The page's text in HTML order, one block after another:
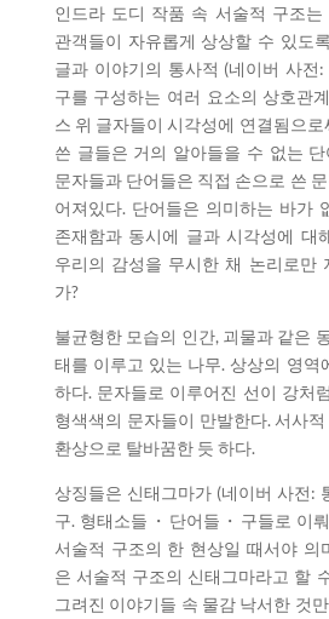
인드라 도디 작품 속 서술적 구조
관객들이 자유롭게 상상할 수 있도
글과 이야기의 통사적 (네이버 사전:
구를 구성하는 여러 요소의 상호관
스 위 글자들이 시각성에 연결됨으
쓴 글들은 거의 알아들을 수 없는
문자들과 단어들은 직접 손으로 쓴
어져있다. 단어들은 의미하는 바가
존재함과 동시에 글과 시각성에 대
우리의 감성을 무시한 채 논리로만
가?
불균형한 모습의 인간, 괴물과 같은
태를 이루고 있는 나무. 상상의 영역
하다. 문자들로 이루어진 선이 강처
형색색의 문자들이 만발한다. 서사
환상으로 탈바꿈한 듯 하다.
상징들은 신태그마가 (네이버 사전:
구. 형태소들・단어들・구들로 이
서술적 구조의 한 현상일 때서야 의
은 서술적 구조의 신태그마라고 할
그려진 이야기들 속 물감 낙서한 것